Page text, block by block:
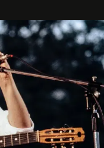
che abbiamo.